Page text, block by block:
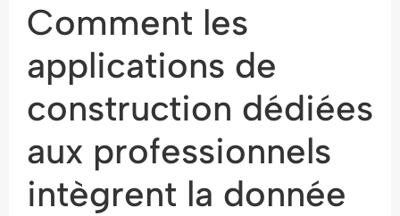
Comment les
applications de
construction dédiées
aux professionnels
intègrent la donnée